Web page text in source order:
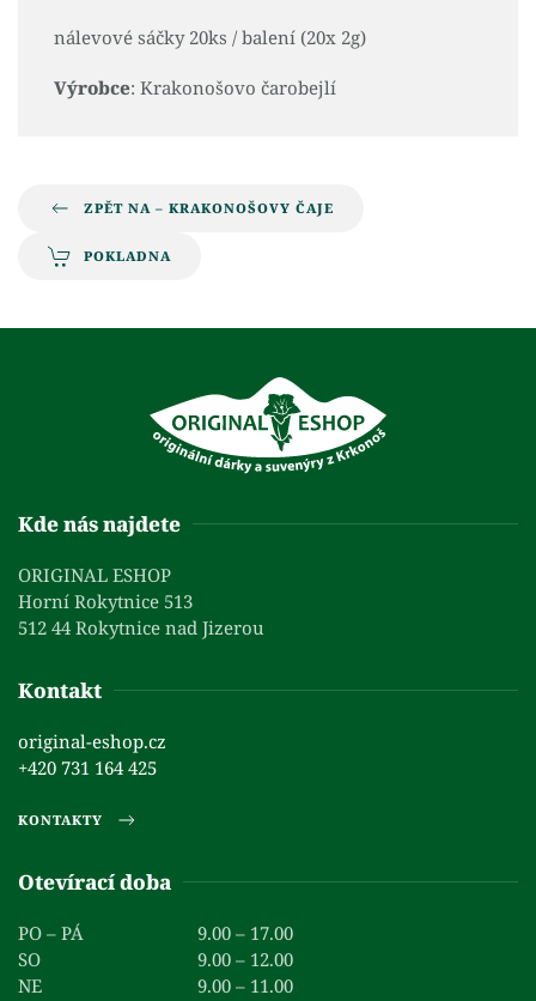
nálevové sáčky 20ks / balení (20x 2g)
Výrobce: Krakonošovo čarobejlí
ZPĚT NA – KRAKONOŠOVY ČAJE
POKLADNA
Kde nás najdete
ORIGINAL ESHOP
Horní Rokytnice 513
512 44 Rokytnice nad Jizerou
Kontakt
original-eshop.cz
+420 731 164 425
KONTAKTY
Otevírací doba
PO – PÁ
9.00 – 17.00
SO
9.00 – 12.00
NE
9.00 – 11.00